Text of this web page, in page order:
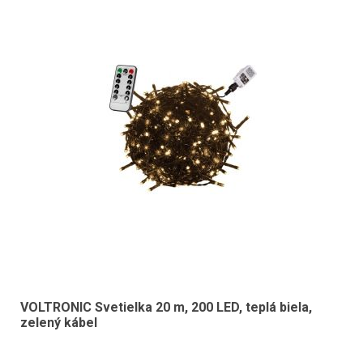
VOLTRONIC Svetielka 20 m, 200 LED, teplá biela,
zelený kábel